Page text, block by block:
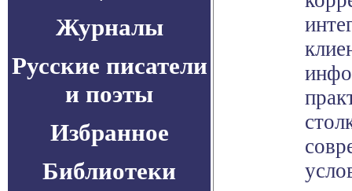
Журналы
Русские писатели
и поэты
Избранное
Библиотеки